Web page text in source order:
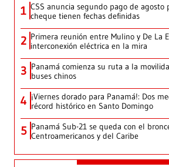
1 CSS anuncia segundo pago de agosto
cheque tienen fechas definidas
2 Primera reunión entre Mulino y De La
interconexión eléctrica en la mira
3 Panamá comienza su ruta a la
buses chinos
4 ¡Viernes dorado para Panamá!: Dos
récord histórico en Santo Domingo
5 Panamá Sub-21 se queda con el
Centroamericanos y del Caribe